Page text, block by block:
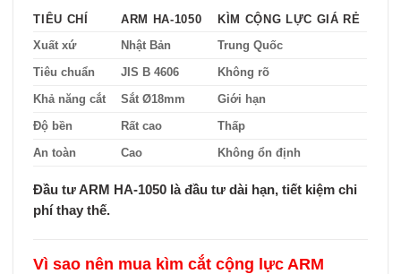
TIÊU CHÍ ARM HA-1050
KÌM CỘNG LỰC GIÁ RẺ
Xuất xứ
Nhật Bản
Trung Quốc
Tiêu chuẩn
JIS B 4606
Không rõ
Khả năng cắt
Sắt Ø18mm
Giới hạn
Độ bền
Rất cao
Thấp
An toàn
Cao Không ổn định
Đầu tư ARM HA-1050 làđầu tư dài hạn, tiết kiệm chi
phí thay thế.
Vì sao nên mua kìm cắt cộng lực ARM